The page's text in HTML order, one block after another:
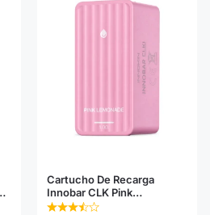
Cartucho De Recarga
Innobar CLK Pink
Lemonade